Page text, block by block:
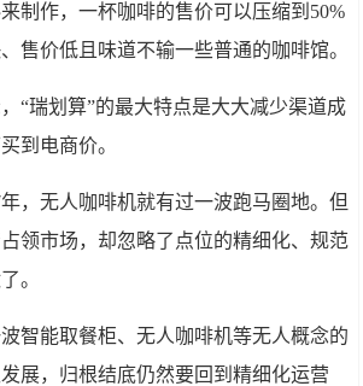
制作，一杯咖啡的售价可以压缩到50%
售价低且味道不输一些普通的咖啡馆。
“瑞划算”的最大特点是大大减少渠道成
到电商价。
，无人咖啡机就有过一波跑马圈地。但
领市场，却忽略了点位的精细化、规范
。​
智能取餐柜、无人咖啡机等无人概念的
展，归根结底仍然要回到精细化运营